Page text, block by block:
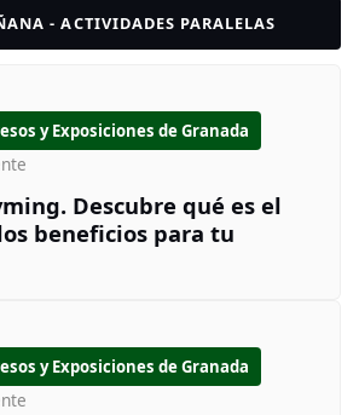
- ACTIVIDADES PARALELAS
y Exposiciones de Granada
Descubre qué es el
beneficios para tu
y Exposiciones de Granada